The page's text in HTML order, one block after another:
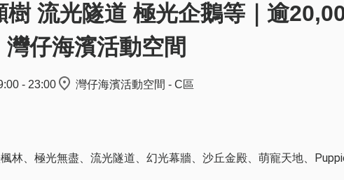
流光隧道 極光企鵝等｜逾
仔海濱活動空間
- 23:00 灣仔海濱活動空間 - C區
林、極光無盡、流光隧道、幻光幕牆、沙丘金殿、萌寵天地、